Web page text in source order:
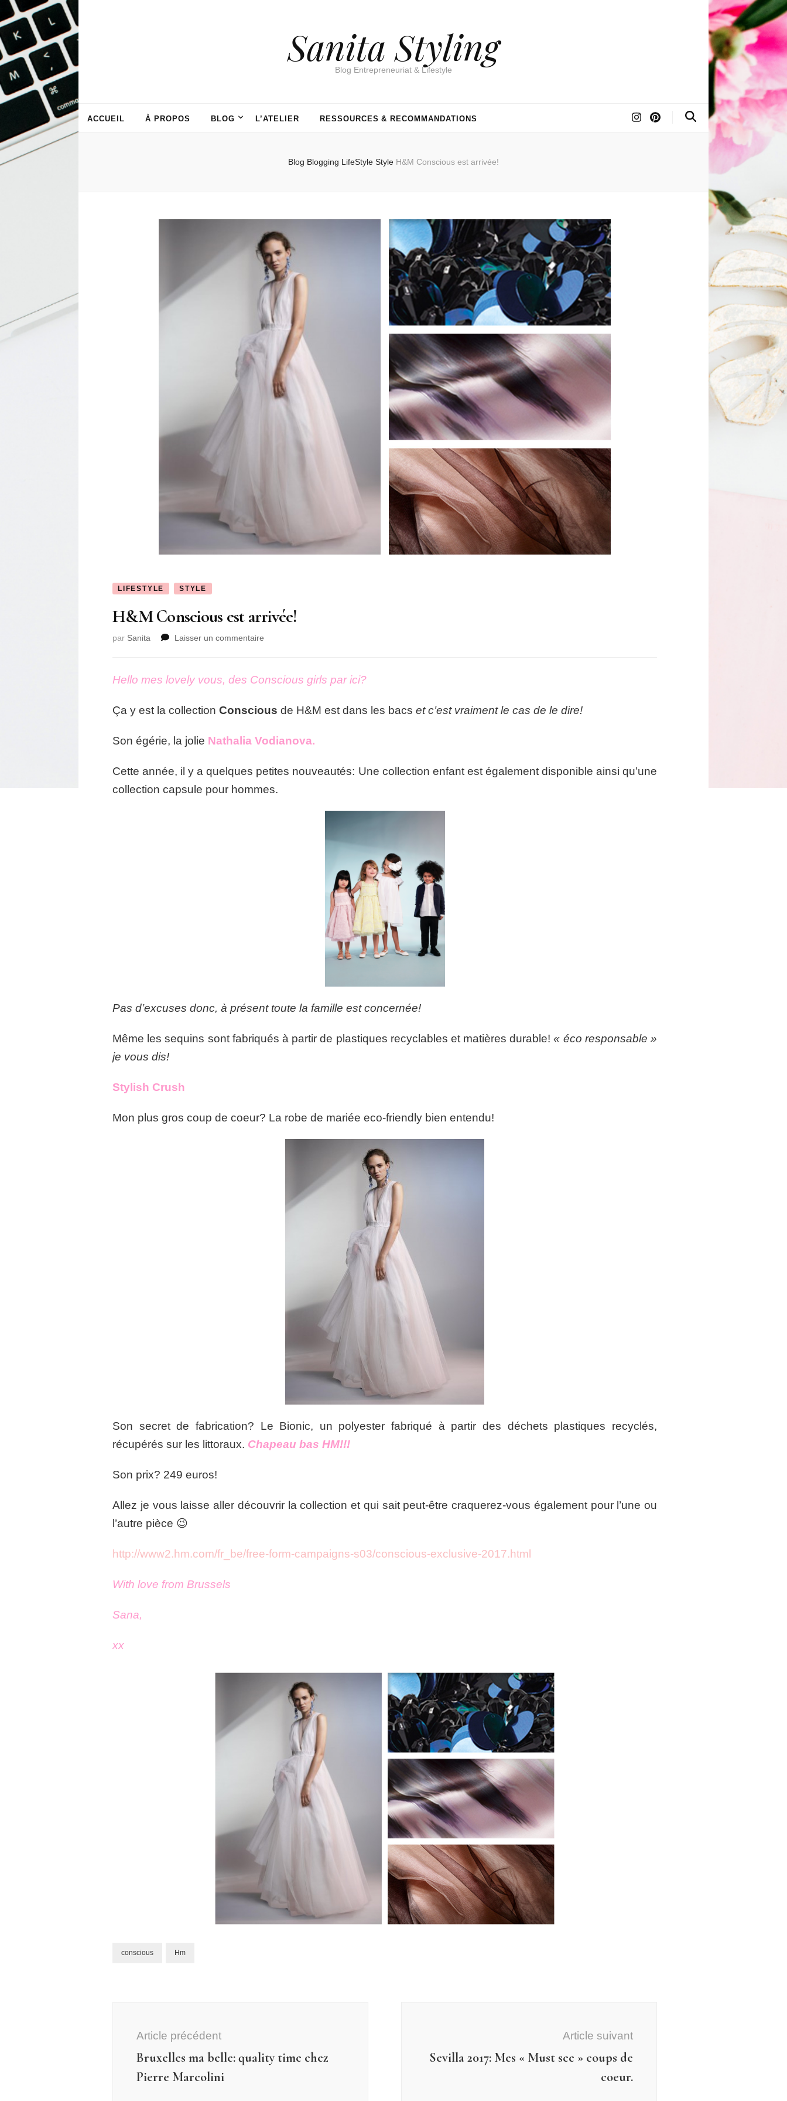
Sanita Styling
Blog Entrepreneuriat & Lifestyle
ACCUEIL À PROPOS BLOG L’ATELIER RESSOURCES & RECOMMANDATIONS
Blog Blogging LifeStyle Style H&M Conscious est arrivée!
LIFESTYLE STYLE
H&M Conscious est arrivée!
par Sanita Laisser un commentaire
arrivée!
Hello mes lovely vous, des Conscious girls par ici?
Ça y est la collection Conscious de H&M est dans les bacs et c’est vraiment le cas de le dire!
Son égérie, la jolie Nathalia Vodianova.
Cette année, il y a quelques petites nouveautés: Une collection enfant est également disponible ainsi qu’une
collection capsule pour hommes.
Pas d’excuses donc, à présent toute la famille est concernée!
Même les sequins sont fabriqués à partir de plastiques recyclables et matières durable! « éco responsable »
je vous dis!
Stylish Crush
Mon plus gros coup de coeur? La robe de mariée eco-friendly bien entendu!
Son secret de fabrication? Le Bionic, un polyester fabriqué à partir des déchets plastiques recyclés,
récupérés sur les littoraux. Chapeau bas HM!!!
Son prix? 249 euros!
Allez je vous laisse aller découvrir la collection et qui sait peut-être craquerez-vous également pour l’une ou
l’autre pièce 😉
http://www2.hm.com/fr_be/free-form-campaigns-s03/conscious-exclusive-2017.html
With love from Brussels
Sana,
xx
conscious Hm
d'article
Article précédent
Bruxelles ma belle: quality time chez
Pierre Marcolini
Article suivant
Sevilla 2017: Mes « Must see » coups de
coeur.